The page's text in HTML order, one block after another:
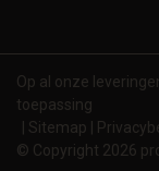
Op al onze
toepassing
Sitemap
© Copyright 2026